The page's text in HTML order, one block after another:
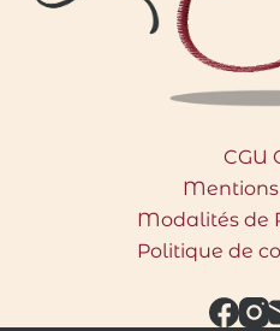
CGU
Modalités de
Politique de